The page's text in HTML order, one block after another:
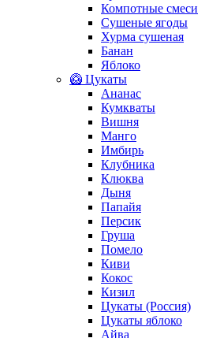
Компотные смеси
Сушеные ягоды
Хурма сушеная
Банан
Яблоко
🥝 Цукаты
Ананас
Кумкваты
Вишня
Манго
Имбирь
Клубника
Клюква
Дыня
Папайя
Персик
Груша
Помело
Киви
Кокос
Кизил
Цукаты (Россия)
Цукаты яблоко
Айва